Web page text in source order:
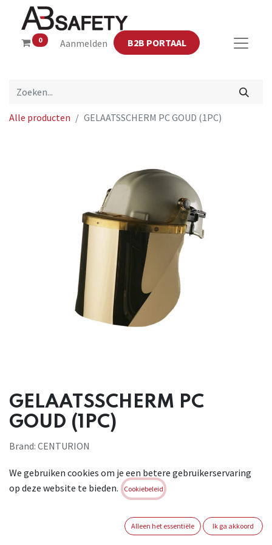
0 Aanmelden B2B PORTAAL
Alle producten GELAATSSCHERM PC GOUD (1PC)
GELAATSSCHERM PC
GOUD (1PC)
Brand: CENTURION
Login of registreer om verder te
gaan
We gebruiken cookies om je een betere gebruikerservaring
op deze website te bieden.
Cookiebeleid
Alleen het essentiële Ik ga akkoord